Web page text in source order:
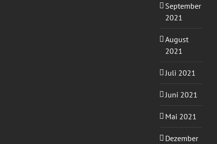
September
2021
August
2021
Juli 2021
Juni 2021
Mai 2021
Dezember